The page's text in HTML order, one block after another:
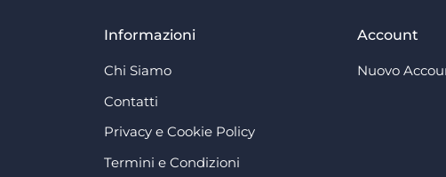
Informazioni
Chi Siamo
Contatti
Privacy e Cookie Policy
Termini e Condizioni
Account
Nuovo